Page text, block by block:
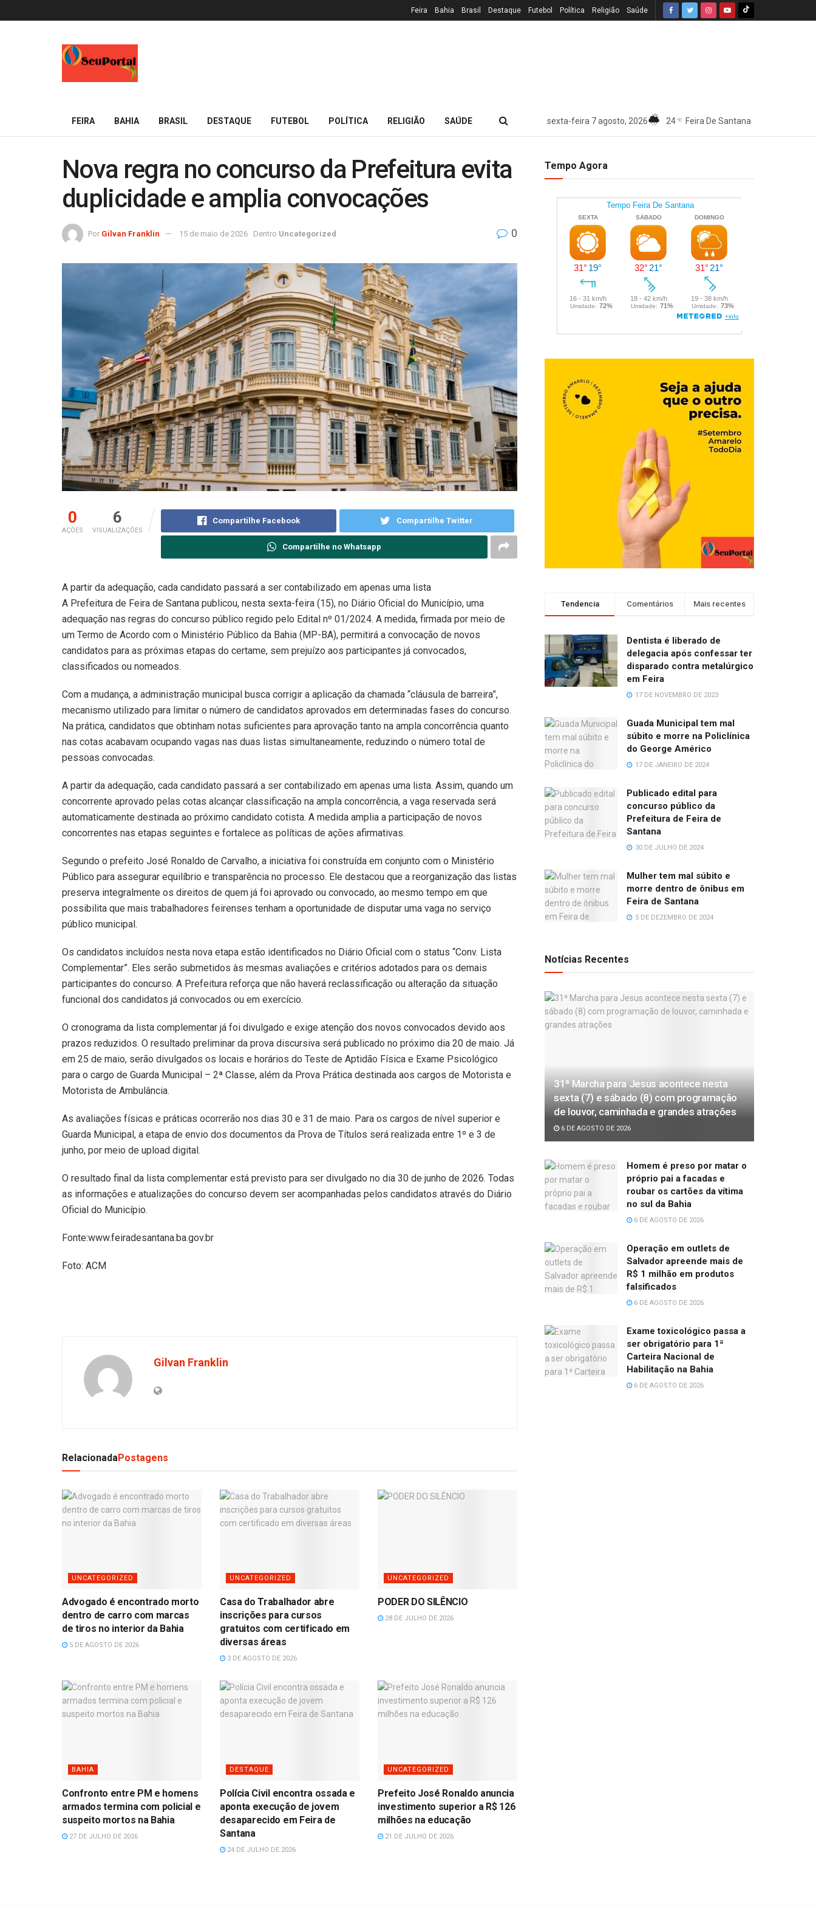
Feira Bahia Brasil Destaque Futebol Política Religião Saúde
FEIRA BAHIA BRASIL DESTAQUE FUTEBOL POLÍTICA RELIGIÃO SAÚDE sexta-feira 7 agosto, 2026 24 °C Feira De Santana
Nova regra no concurso da Prefeitura evita
duplicidade e amplia convocações
Por Gilvan Franklin 15 de maio de 2026 Dentro Uncategorized 0
0
AÇÕES
6
VISUALIZAÇÕES
Compartilhe Facebook Compartilhe Twitter
Compartilhe no Whatsapp
A partir da adequação, cada candidato passará a ser contabilizado em apenas uma lista
A Prefeitura de Feira de Santana publicou, nesta sexta-feira (15), no Diário Oficial do Município, uma
adequação nas regras do concurso público regido pelo Edital nº 01/2024. A medida, firmada por meio de
um Termo de Acordo com o Ministério Público da Bahia (MP-BA), permitirá a convocação de novos
candidatos para as próximas etapas do certame, sem prejuízo aos participantes já convocados,
classificados ou nomeados.
Com a mudança, a administração municipal busca corrigir a aplicação da chamada “cláusula de barreira”,
mecanismo utilizado para limitar o número de candidatos aprovados em determinadas fases do concurso.
Na prática, candidatos que obtinham notas suficientes para aprovação tanto na ampla concorrência quanto
nas cotas acabavam ocupando vagas nas duas listas simultaneamente, reduzindo o número total de
pessoas convocadas.
A partir da adequação, cada candidato passará a ser contabilizado em apenas uma lista. Assim, quando um
concorrente aprovado pelas cotas alcançar classificação na ampla concorrência, a vaga reservada será
automaticamente destinada ao próximo candidato cotista. A medida amplia a participação de novos
concorrentes nas etapas seguintes e fortalece as políticas de ações afirmativas.
Segundo o prefeito José Ronaldo de Carvalho, a iniciativa foi construída em conjunto com o Ministério
Público para assegurar equilíbrio e transparência no processo. Ele destacou que a reorganização das listas
preserva integralmente os direitos de quem já foi aprovado ou convocado, ao mesmo tempo em que
possibilita que mais trabalhadores feirenses tenham a oportunidade de disputar uma vaga no serviço
público municipal.
Os candidatos incluídos nesta nova etapa estão identificados no Diário Oficial com o status “Conv. Lista
Complementar”. Eles serão submetidos às mesmas avaliações e critérios adotados para os demais
participantes do concurso. A Prefeitura reforça que não haverá reclassificação ou alteração da situação
funcional dos candidatos já convocados ou em exercício.
O cronograma da lista complementar já foi divulgado e exige atenção dos novos convocados devido aos
prazos reduzidos. O resultado preliminar da prova discursiva será publicado no próximo dia 20 de maio. Já
em 25 de maio, serão divulgados os locais e horários do Teste de Aptidão Física e Exame Psicológico
para o cargo de Guarda Municipal – 2ª Classe, além da Prova Prática destinada aos cargos de Motorista e
Motorista de Ambulância.
As avaliações físicas e práticas ocorrerão nos dias 30 e 31 de maio. Para os cargos de nível superior e
Guarda Municipal, a etapa de envio dos documentos da Prova de Títulos será realizada entre 1º e 3 de
junho, por meio de upload digital.
O resultado final da lista complementar está previsto para ser divulgado no dia 30 de junho de 2026. Todas
as informações e atualizações do concurso devem ser acompanhadas pelos candidatos através do Diário
Oficial do Município.
Fonte:www.feiradesantana.ba.gov.br
Foto: ACM
Gilvan Franklin
RelacionadaPostagens
UNCATEGORIZED
Advogado é encontrado morto
dentro de carro com marcas
de tiros no interior da Bahia
5 DE AGOSTO DE 2026
UNCATEGORIZED
Casa do Trabalhador abre
inscrições para cursos
gratuitos com certificado em
diversas áreas
3 DE AGOSTO DE 2026
UNCATEGORIZED
PODER DO SILÊNCIO
28 DE JULHO DE 2026
BAHIA
Confronto entre PM e homens
armados termina com policial e
suspeito mortos na Bahia
27 DE JULHO DE 2026
DESTAQUE
Polícia Civil encontra ossada e
aponta execução de jovem
desaparecido em Feira de
Santana
24 DE JULHO DE 2026
UNCATEGORIZED
Prefeito José Ronaldo anuncia
investimento superior a R$ 126
milhões na educação
21 DE JULHO DE 2026
Tempo Agora
Tendencia Comentários Mais recentes
Dentista é liberado de
delegacia após confessar ter
disparado contra metalúrgico
em Feira
17 DE NOVEMBRO DE 2023
Guada Municipal tem mal
súbito e morre na Policlínica
do George Américo
17 DE JANEIRO DE 2024
Publicado edital para
concurso público da
Prefeitura de Feira de
Santana
30 DE JULHO DE 2024
Mulher tem mal súbito e
morre dentro de ônibus em
Feira de Santana
5 DE DEZEMBRO DE 2024
Notícias Recentes
31ª Marcha para Jesus acontece nesta
sexta (7) e sábado (8) com programação
de louvor, caminhada e grandes atrações
6 DE AGOSTO DE 2026
Homem é preso por matar o
próprio pai a facadas e
roubar os cartões da vítima
no sul da Bahia
6 DE AGOSTO DE 2026
Operação em outlets de
Salvador apreende mais de
R$ 1 milhão em produtos
falsificados
6 DE AGOSTO DE 2026
Exame toxicológico passa a
ser obrigatório para 1ª
Carteira Nacional de
Habilitação na Bahia
6 DE AGOSTO DE 2026